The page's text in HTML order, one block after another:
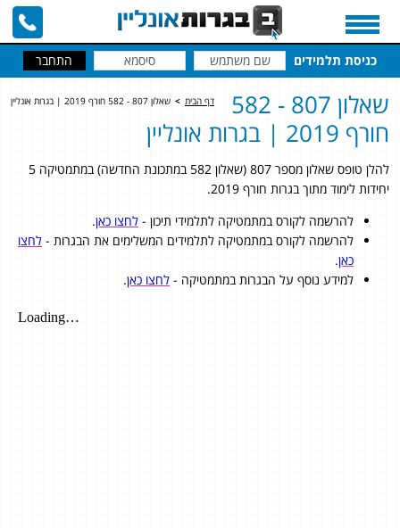
כניסת תלמידים
דף הבית > שאלון 807 - 582 חורף 2019 | בגרות אונליין
שאלון 807 - 582
חורף 2019 | בגרות אונליין
להלן טופס שאלון מספר 807 (שאלון 582 במתכונת החדשה) במתמטיקה 5
יחידות לימוד מתוך בגרות חורף 2019.
להרשמה לקורס במתמטיקה לתלמידי תיכון - לחצו כאן.
להרשמה לקורס במתמטיקה לתלמידים המשלימים את הבגרות - לחצו
כאן.
למידע נוסף על הבגרות במתמטיקה - לחצו כאן.